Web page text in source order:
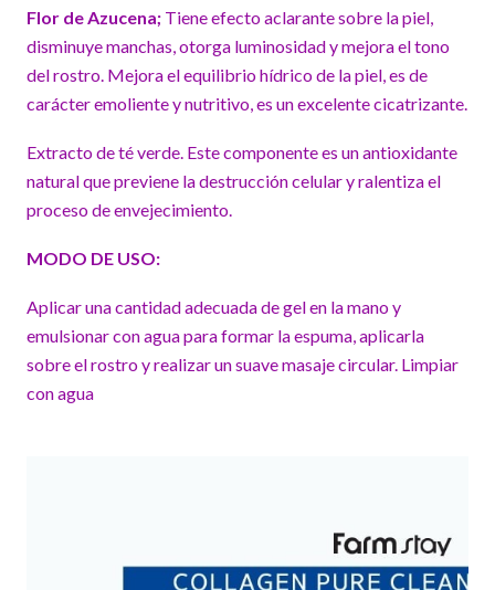
Flor de Azucena; Tiene efecto aclarante sobre la piel,
disminuye manchas, otorga luminosidad y mejora el tono
del rostro. Mejora el equilibrio hídrico de la piel, es de
carácter emoliente y nutritivo, es un excelente cicatrizante.
Extracto de té verde. Este componente es un antioxidante
natural que previene la destrucción celular y ralentiza el
proceso de envejecimiento.
MODO DE USO:
Aplicar una cantidad adecuada de gel en la mano y
emulsionar con agua para formar la espuma, aplicarla
sobre el rostro y realizar un suave masaje circular. Limpiar
con agua